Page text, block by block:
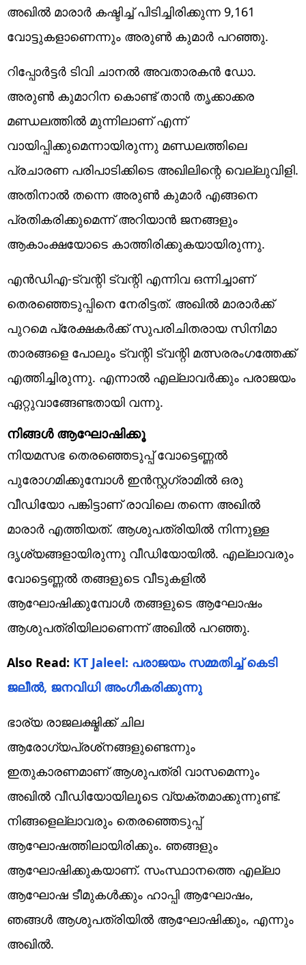
അഖില്‍ മാരാര്‍ കഷ്ടിച്ച് പിടിച്ചിരിക്കുന്ന 9,161
വോട്ടുകളാണെന്നും അരുണ്‍ കുമാര്‍ പറഞ്ഞു.
റിപ്പോര്‍ട്ടര്‍ ടിവി ചാനല്‍ അവതാരകന്‍ ഡോ.
അരുണ്‍ കുമാറിന കൊണ്ട് താന്‍ തൃക്കാക്കര
മണ്ഡലത്തില്‍ മുന്നിലാണ് എന്ന്
വായിപ്പിക്കുമെന്നായിരുന്നു മണ്ഡലത്തിലെ
പ്രചാരണ പരിപാടിക്കിടെ അഖിലിന്റെ വെല്ലുവിളി.
അതിനാല്‍ തന്നെ അരുണ്‍ കുമാര്‍ എങ്ങനെ
പ്രതികരിക്കുമെന്ന് അറിയാന്‍ ജനങ്ങളും
ആകാംക്ഷയോടെ കാത്തിരിക്കുകയായിരുന്നു.
എന്‍ഡിഎ-ട്വന്റി ട്വന്റി എന്നിവ ഒന്നിച്ചാണ്
തെരഞ്ഞെടുപ്പിനെ നേരിട്ടത്. അഖില്‍ മാരാര്‍ക്ക്
പുറമെ പ്രേക്ഷകര്‍ക്ക് സുപരിചിതരായ സിനിമാ
താരങ്ങളെ പോലും ട്വന്റി ട്വന്റി മത്സരരംഗത്തേക്ക്
എത്തിച്ചിരുന്നു. എന്നാല്‍ എല്ലാവര്‍ക്കും പരാജയം
ഏറ്റുവാങ്ങേണ്ടതായി വന്നു.
നിങ്ങള്‍ ആഘോഷിക്കൂ
നിയമസഭ തെരഞ്ഞെടുപ്പ് വോട്ടെണ്ണല്‍
പുരോഗമിക്കുമ്പോള്‍ ഇന്‍സ്റ്റഗ്രാമില്‍ ഒരു
വീഡിയോ പങ്കിട്ടാണ് രാവിലെ തന്നെ അഖില്‍
മാരാര്‍ എത്തിയത്. ആശുപത്രിയില്‍ നിന്നുള്ള
ദൃശ്യങ്ങളായിരുന്നു വീഡിയോയില്‍. എല്ലാവരും
വോട്ടെണ്ണല്‍ തങ്ങളുടെ വീടുകളില്‍
ആഘോഷിക്കുമ്പോള്‍ തങ്ങളുടെ ആഘോഷം
ആശുപത്രിയിലാണെന്ന് അഖില്‍ പറഞ്ഞു.
Also Read: KT Jaleel: പരാജയം സമ്മതിച്ച് കെടി
ജലീൽ, ജനവിധി അംഗീകരിക്കുന്നു
ഭാര്യ രാജലക്ഷ്മിക്ക് ചില
ആരോഗ്യപ്രശ്‌നങ്ങളുണ്ടെന്നും
ഇതുകാരണമാണ് ആശുപത്രി വാസമെന്നും
അഖില്‍ വീഡിയോയിലൂടെ വ്യക്തമാക്കുന്നുണ്ട്.
നിങ്ങളെല്ലാവരും തെരഞ്ഞെടുപ്പ്
ആഘോഷത്തിലായിരിക്കും. ഞങ്ങളും
ആഘോഷിക്കുകയാണ്. സംസ്ഥാനത്തെ എല്ലാ
ആഘോഷ ടീമുകള്‍ക്കും ഹാപ്പി ആഘോഷം,
ഞങ്ങള്‍ ആശുപത്രിയില്‍ ആഘോഷിക്കും, എന്നും
അഖില്‍.